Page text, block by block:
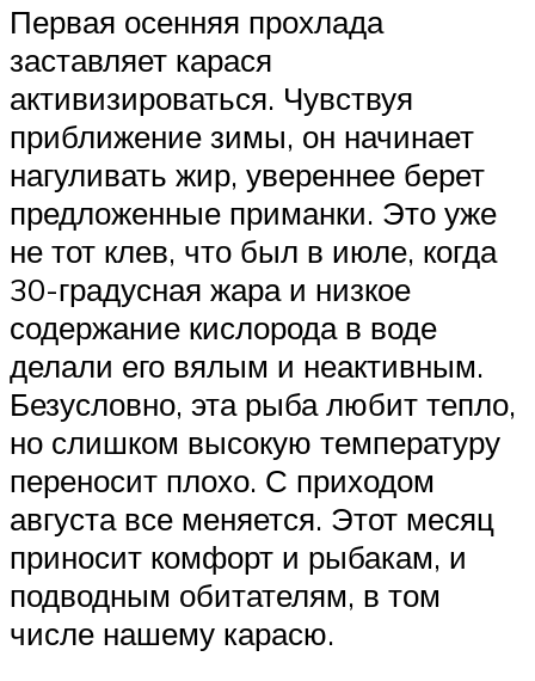
Первая осенняя прохлада
заставляет карася
активизироваться. Чувствуя
приближение зимы, он начинает
нагуливать жир, увереннее берет
предложенные приманки. Это уже
не тот клев, что был в июле, когда
30-градусная жара и низкое
содержание кислорода в воде
делали его вялым и неактивным.
Безусловно, эта рыба любит тепло,
но слишком высокую температуру
переносит плохо. С приходом
августа все меняется. Этот месяц
приносит комфорт и рыбакам, и
подводным обитателям, в том
числе нашему карасю.